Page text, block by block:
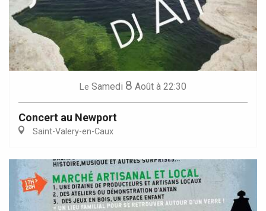
Le Samedi 8 Août à 22:30
Concert au Newport
Saint-Valery-en-Caux